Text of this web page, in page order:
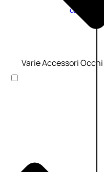
carrello
Varie Accessori Occhi